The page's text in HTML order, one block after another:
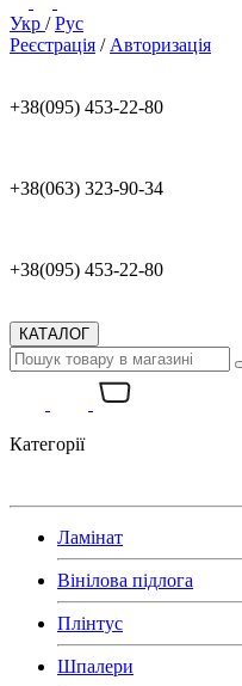
Укр /Рус
Реєстрація / Авторизація
+38(095) 453-22-80
+38(063) 323-90-34
+38(095) 453-22-80
КАТАЛОГ
Категорії
Ламінат
Вінілова підлога
Плінтус
Шпалери